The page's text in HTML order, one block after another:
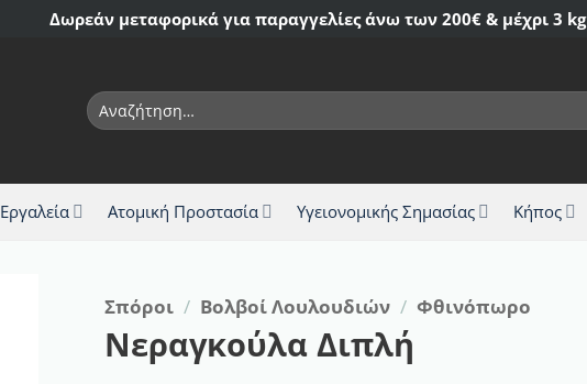
Δωρεάν μεταφορικά για παραγγελίες άνω των 200€ & μέχρι 3 kg
Αναζήτηση
για:
Εργαλεία Ατομική Προστασία Υγειονομικής Σημασίας Κήπος
Σπόροι / Βολβοί Λουλουδιών / Φθινόπωρο
Νεραγκούλα Διπλή